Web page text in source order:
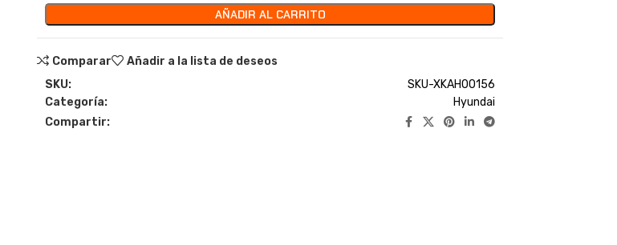
AÑADIR AL CARRITO
Comparar
Añadir a la lista de deseos
SKU:
SKU-XKAH00156
Categoría:
Hyundai
Compartir: